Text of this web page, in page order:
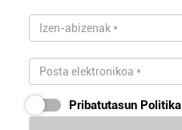
Pribatutasun Politika